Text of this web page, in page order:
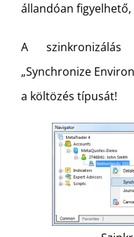
állandóan
A
„Synchronize
a költözés típusát!